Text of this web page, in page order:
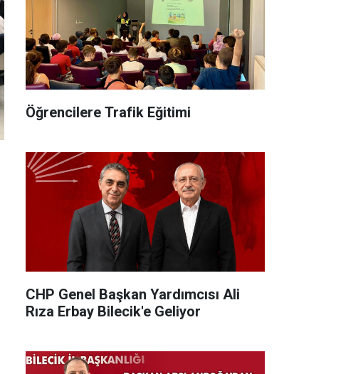
Öğrencilere Trafik Eğitimi
CHP Genel Başkan Yardımcısı Ali
Rıza Erbay Bilecik'e Geliyor